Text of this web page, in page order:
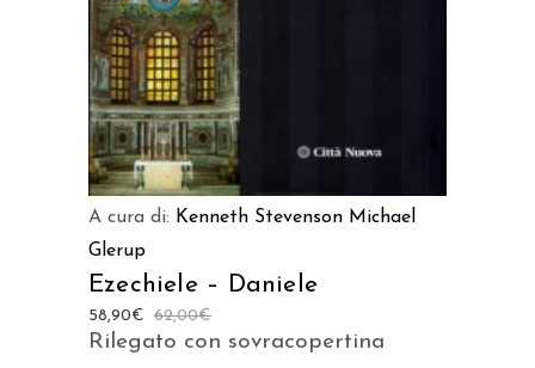
A cura di: Kenneth Stevenson Michael
Glerup
Ezechiele – Daniele
62,00€
58,90€
Rilegato con sovracopertina